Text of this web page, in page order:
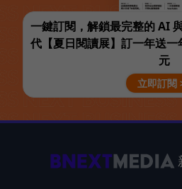
一鍵訂閱，解鎖最完整的 AI
代【夏日閱讀展】訂一年送
元
立即訂閱